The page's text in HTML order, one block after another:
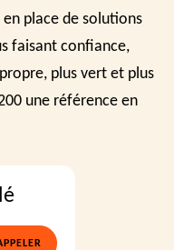
place de solutions
faisant confiance,
plus vert et plus
une référence en